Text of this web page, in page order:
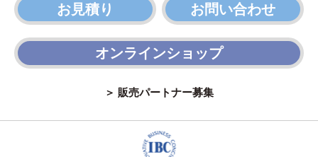
お見積り お問い合わせ
オンラインショップ
＞ 販売パートナー募集